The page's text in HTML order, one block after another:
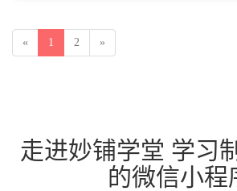
« 1 2 »
走进妙铺学堂 学习
的微信小程